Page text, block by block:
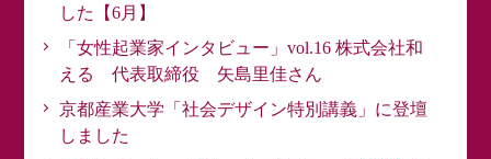
した【6月】
「女性起業家インタビュー」vol.16 株式会社和
える 代表取締役 矢島里佳さん
京都産業大学「社会デザイン特別講義」に登壇
しました